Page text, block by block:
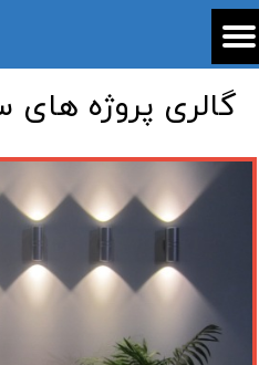
​گالری پروژه های